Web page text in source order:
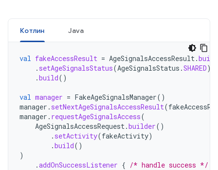
Котлин Java
val fakeAccessResult = AgeSignalsAccessResult.
. setAgeSignalsStatus(AgeSignalsStatus .SHARED)
.build()
val manager = FakeAgeSignalsManager()
manager . setNextAgeSignalsAccessResult(
manager . requestAgeSignalsAccess(
AgeSignalsAccessRequest.builder()
. setActivity(fakeActivity)
.build()
)
.addOnSuccessListener { /* handle success */